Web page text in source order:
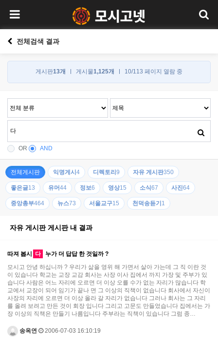
전체검색 결과
게시판13개 게시물1,125개 10/113 페이지 열람 중
OR AND
전체게시판 익명게시4 디렉토리9 자유 게시판350
좋은글13 유머44 정보6 영상15 소식67 사진64
중앙총부464 뉴스73 서울교구15 천덕송듣기1
자유 게시판 게시판 내 결과
따져 봅시 다
누가 더 답답 한 것일까 ?
모시고 안녕 하십니까 ? 우리가 삶을 영위 해 가면서 살아 가는데 그 직 이란 것
이 있습니다 학교는 교장 교감 회사는 사장 이사 집에서 까지 가장 및 주부가 있
습니다 사람은 어느 자리에 오르면 더 이상 오를 수가 없는 자리가 많습니다 학
교에서 교장이 되어 임기가 끝나 면 그 이상의 직책이 없습니다 회사에서 자신이
사장의 자리에 오르면 더 이상 올라 갈 자리가 없습니다 그러나 회사는 그 자리
를 올려 보려고 만든 것이 회장 입니다 그리고 고문도 만들었습니다 집에서는 가
장 이상의 직책은 만들기 나름입니다 주부라는 직책이 있습니다 그럼 종…
송옥연 2006-07-03 16:10:19